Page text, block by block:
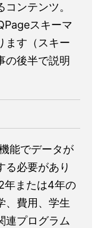
ンテンツ。
スキーマ
ます（スキー
の後半で説明
能でデータが
る必要があり
年または4年の
、費用、学生
連プログラム